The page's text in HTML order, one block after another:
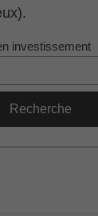
investissement
Recherche